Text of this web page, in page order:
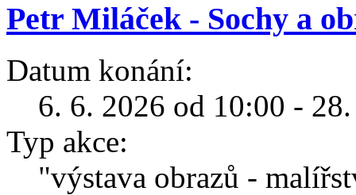
Petr Miláček - Sochy a
Datum konání:
6. 6. 2026 od 10:00 -
Typ akce:
"výstava obrazů -